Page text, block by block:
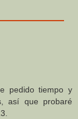
pedido tiempo y
así que probaré